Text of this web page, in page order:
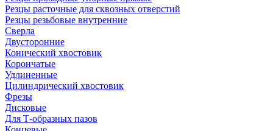
Резцы расточные для сквозных отверстий
Резцы резьбовые внутренние
Сверла
Двусторонние
Конический хвостовик
Корончатые
Удлиненные
Цилиндрический хвостовик
Фрезы
Дисковые
Для Т-образных пазов